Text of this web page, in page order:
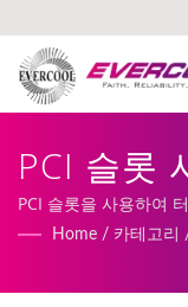
PCI 슬롯
2 | 알루
PCI 슬롯을 사용하여
템 안정성을 높입니다.
Home / 카테고리